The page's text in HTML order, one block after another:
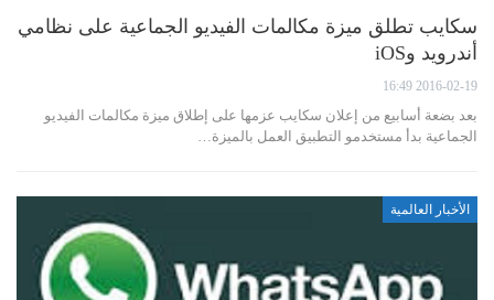
سكايب تطلق ميزة مكالمات الفيديو الجماعية على نظامي
أندرويد وiOS
2016-02-19 16:49
بعد بضعة أسابيع من إعلان سكايب عزمها على إطلاق ميزة مكالمات الفيديو
الجماعية بدأ مستخدمو التطبيق العمل بالميزة…
الأخبار العالمية